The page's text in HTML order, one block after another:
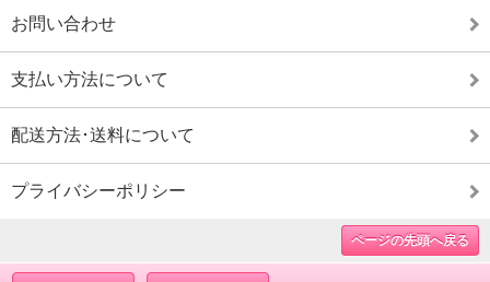
お問い合わせ
支払い方法について
配送方法･送料について
プライバシーポリシー
ページの先頭へ戻る